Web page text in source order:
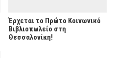
Έρχεται το Πρώτο Κοινωνικό
Βιβλιοπωλείο στη
Θεσσαλονίκη!